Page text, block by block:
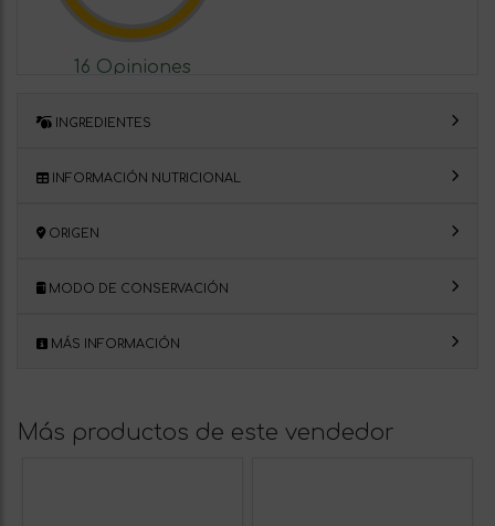
16 Opiniones
INGREDIENTES
INFORMACIÓN NUTRICIONAL
ORIGEN
MODO DE CONSERVACIÓN
MÁS INFORMACIÓN
Más productos de este vendedor